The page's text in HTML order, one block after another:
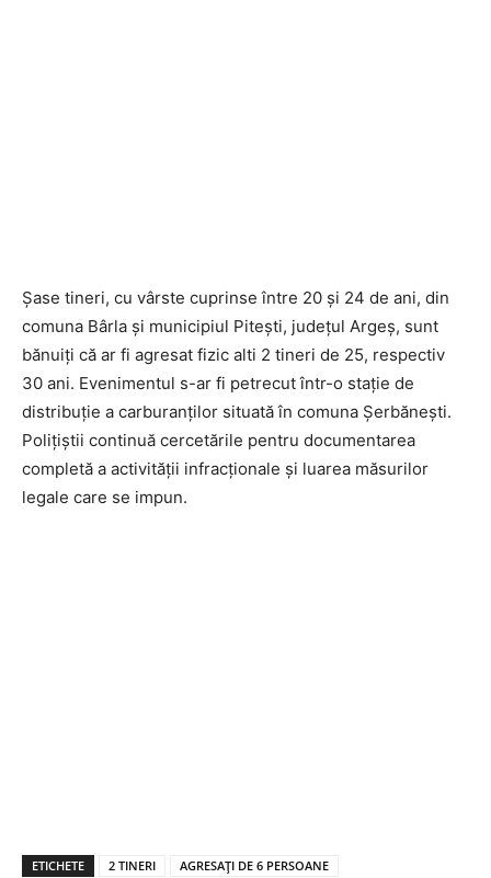
Șase tineri, cu vârste cuprinse între 20 și 24 de ani, din
comuna Bârla și municipiul Pitești, județul Argeș, sunt
bănuiți că ar fi agresat fizic alti 2 tineri de 25, respectiv
30 ani. Evenimentul s-ar fi petrecut într-o stație de
distribuție a carburanților situată în comuna Șerbănești.
Polițiștii continuă cercetările pentru documentarea
completă a activității infracționale și luarea măsurilor
legale care se impun.
ETICHETE 2 TINERI
AGRESAŢI DE 6 PERSOANE